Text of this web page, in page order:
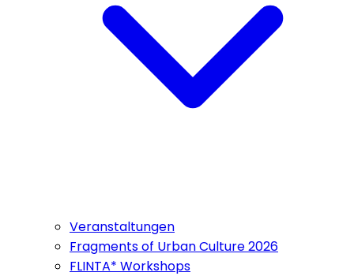
Veranstaltungen
Fragments of Urban Culture 2026
FLINTA* Workshops